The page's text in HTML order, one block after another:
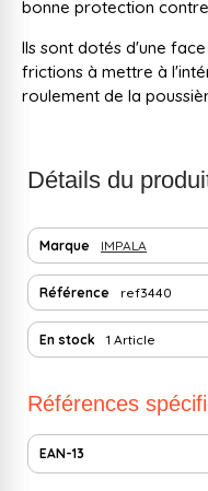
bonne protection
Ils sont dotés d'une
frictions à mettre à
roulement de la
Détails du
Marque IMPALA
Référence ref3440
En stock 1 Article
Références
EAN-13